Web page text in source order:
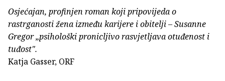
Osjećajan, profinjen roman koji pripovijeda o
rastrganosti žena između karijere i obitelji – Susanne
Gregor „psihološki pronicljivo rasvjetljava otuđenost i
tuđost".
Katja Gasser, ORF